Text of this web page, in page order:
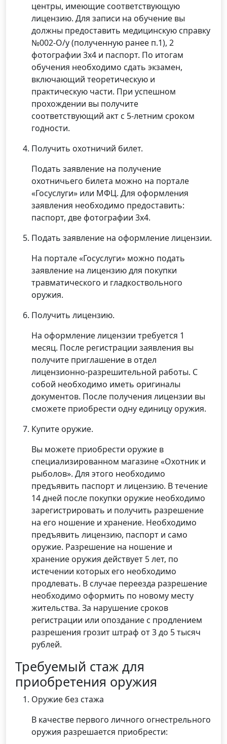
центры, имеющие соответствующую
лицензию. Для записи на обучение вы
должны предоставить медицинскую справку
№002-О/у (полученную ранее п.1), 2
фотографии 3х4 и паспорт. По итогам
обучения необходимо сдать экзамен,
включающий теоретическую и
практическую части. При успешном
прохождении вы получите
соответствующий акт с 5-летним сроком
годности.
Получить охотничий билет.
Подать заявление на получение
охотничьего билета можно на портале
«Госуслуги» или МФЦ. Для оформления
заявления необходимо предоставить:
паспорт, две фотографии 3х4.
Подать заявление на оформление лицензии.
На портале «Госуслуги» можно подать
заявление на лицензию для покупки
травматического и гладкоствольного
оружия.
Получить лицензию.
На оформление лицензии требуется 1
месяц. После регистрации заявления вы
получите приглашение в отдел
лицензионно-разрешительной работы. С
собой необходимо иметь оригиналы
документов. После получения лицензии вы
сможете приобрести одну единицу оружия.
Купите оружие.
Вы можете приобрести оружие в
специализированном магазине «Охотник и
рыболов». Для этого необходимо
предъявить паспорт и лицензию. В течение
14 дней после покупки оружие необходимо
зарегистрировать и получить разрешение
на его ношение и хранение. Необходимо
предъявить лицензию, паспорт и само
оружие. Разрешение на ношение и
хранение оружия действует 5 лет, по
истечении которых его необходимо
продлевать. В случае переезда разрешение
необходимо оформить по новому месту
жительства. За нарушение сроков
регистрации или опоздание с продлением
разрешения грозит штраф от 3 до 5 тысяч
рублей.
Требуемый стаж для
приобретения оружия
Оружие без стажа
В качестве первого личного огнестрельного
оружия разрешается приобрести: